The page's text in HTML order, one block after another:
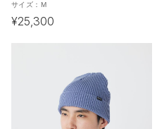
サイズ： M
¥25,300